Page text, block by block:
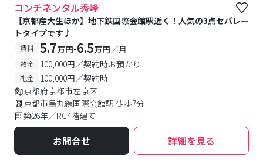
コンチネンタル秀峰
【京都産大生ほか】地下鉄国際会館駅近く！人気の3点セパレー
トタイプです♪
賃料 5.7万円-6.5万円／月
敷金 100,000円／契約時お預かり
礼金
100,000円／契約時
京都府京都市左京区
京都市烏丸線国際会館駅 徒歩7分
築26年／RC4階建て
お問合せ 詳細を見る